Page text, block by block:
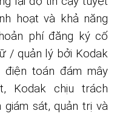
hoạt và khả năng
phí đăng ký cố
/ quản lý bởi Kodak
toán đám mây
Kodak chịu trách
sát, quản trị và